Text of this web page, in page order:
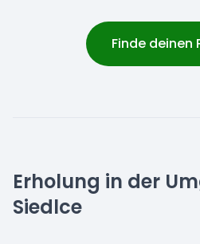
Finde deinen
Erholung in der
Siedlce